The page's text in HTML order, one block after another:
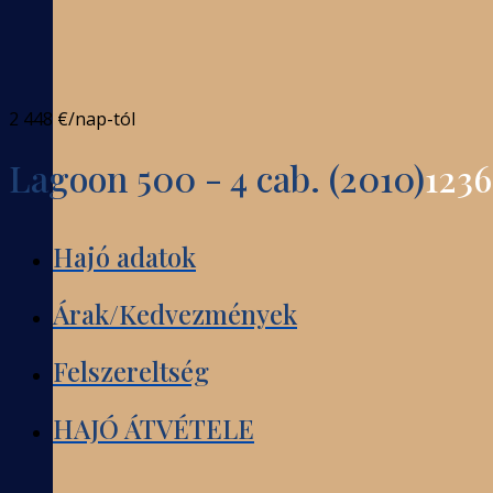
2 448 €/nap-tól
Lagoon 500 - 4 cab. (2010)
Hajó adatok
Árak/Kedvezmények
Felszereltség
HAJÓ ÁTVÉTELE